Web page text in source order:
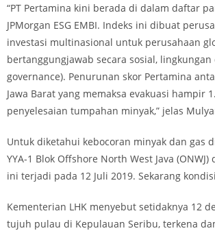
“PT Pertamina kini berada di dalam daftar
JPMorgan ESG EMBI. Indeks ini dibuat
investasi multinasional untuk perusahaan
bertanggungjawab secara sosial,
governance). Penurunan skor Pertamina
Jawa Barat yang memaksa evakuasi hampir
penyelesaian tumpahan minyak,” jelas
Untuk diketahui kebocoran minyak dan gas
YYA-1 Blok Offshore North West Java
ini terjadi pada 12 Juli 2019. Sekarang
Kementerian LHK menyebut setidaknya 12
tujuh pulau di Kepulauan Seribu, terkena